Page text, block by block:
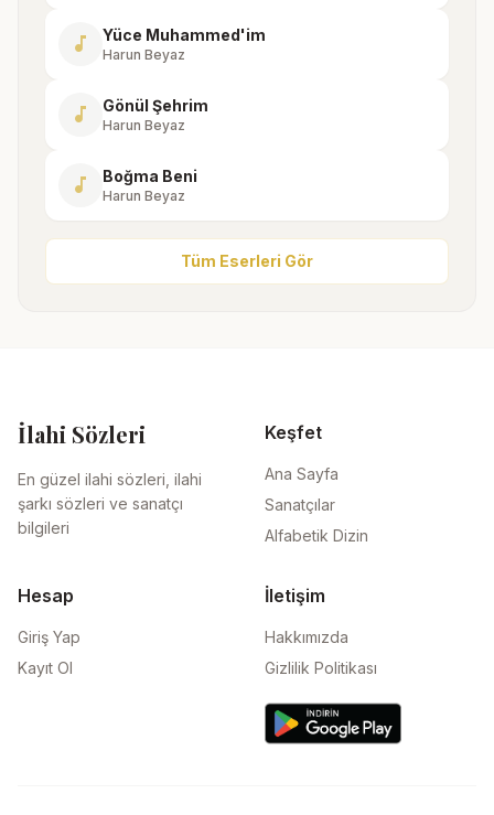
music_note Yüce Muhammed'im
Harun Beyaz
music_note Gönül Şehrim
Harun Beyaz
music_note Boğma Beni
Harun Beyaz
Tüm Eserleri Gör
İlahi Sözleri
En güzel ilahi sözleri, ilahi
şarkı sözleri ve sanatçı
bilgileri
Keşfet
Ana Sayfa
Sanatçılar
Alfabetik Dizin
Hesap
Giriş Yap
Kayıt Ol
İletişim
Hakkımızda
Gizlilik Politikası